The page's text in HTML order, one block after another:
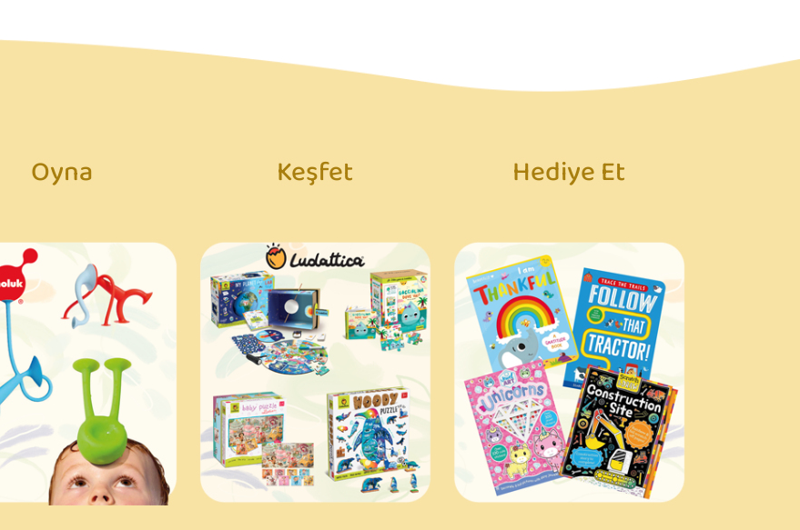
Oyna Keşfet Hediye Et